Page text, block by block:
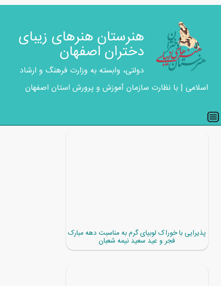
هنرستان هنرهای زیبای
دختران اصفهان
دولتی، وابسته به وزارت فرهنگ و ارشاد
اسلامی | با نظارت سازمان آموزش و پرورش استان اصفهان
پذیرایی با خوراک لوبیای گرم به مناسبت دهه مبارک
فجر و عید سعید نیمه شعبان